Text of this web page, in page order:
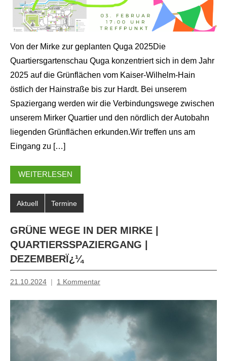
Von der Mirke zur geplanten Quga 2025Die
Quartiersgartenschau Quga konzentriert sich in dem Jahr
2025 auf die Grünflächen vom Kaiser-Wilhelm-Hain
östlich der Hainstraße bis zur Hardt. Bei unserem
Spaziergang werden wir die Verbindungswege zwischen
unserem Mirker Quartier und den nördlich der Autobahn
liegenden Grünflächen erkunden.Wir treffen uns am
Eingang zu […]
WEITERLESEN
Aktuell Termine
GRÜNE WEGE IN DER MIRKE |
QUARTIERSSPAZIERGANG |
DEZEMBERÏ¿¼
21.10.2024
Mosche
1 Kommentar